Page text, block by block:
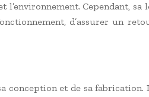
Cependant, sa
d’assurer un
et de sa